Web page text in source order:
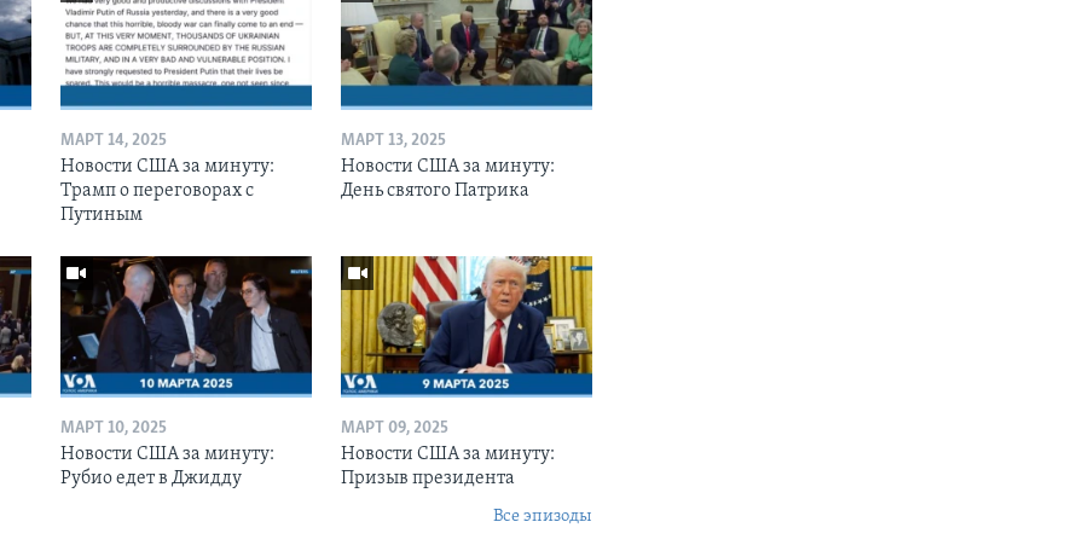
МАРТ 14, 2025
Новости США за минуту:
Трамп о переговорах с
Путиным
МАРТ 13, 2025
Новости США за минуту:
День святого Патрика
МАРТ 10, 2025
Новости США за минуту:
Рубио едет в Джидду
МАРТ 09, 2025
Новости США за минуту:
Призыв президента
Все эпизоды